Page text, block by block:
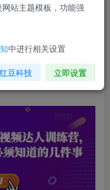
后购买，可保存购买订单
练营，做海外抖音
、网络、变现、赛道、
站主题模板，功能强
中进行相关设置
豆科技 立即设置